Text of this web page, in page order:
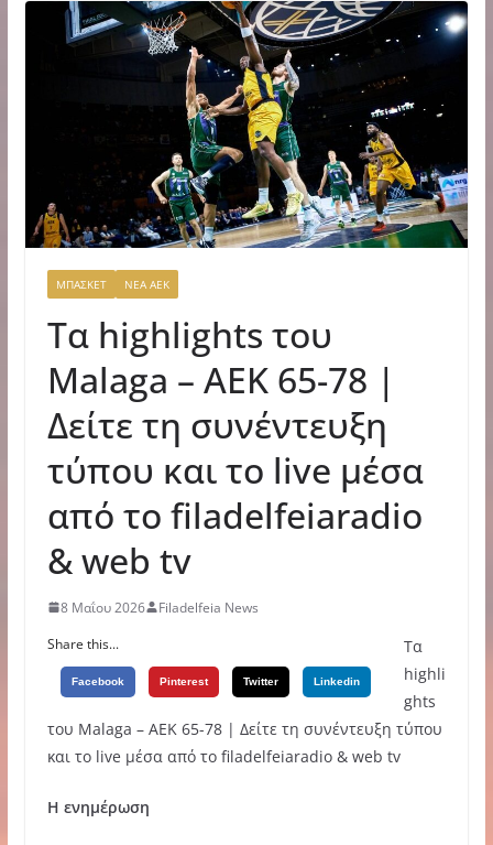
ΜΠΑΣΚΕΤ ΝΕΑ ΑΕΚ
Τα highlights του
Malaga – ΑΕΚ 65-78 |
Δείτε τη συνέντευξη
τύπου και το live μέσα
από το filadelfeiaradio
& web tv
8 Μαΐου 2026
Filadelfeia News
Share this...
Facebook Pinterest Twitter Linkedin
Τα
highli
ghts
του Malaga – ΑΕΚ 65-78 | Δείτε τη συνέντευξη τύπου
και το live μέσα από το filadelfeiaradio & web tv
Η ενημέρωση